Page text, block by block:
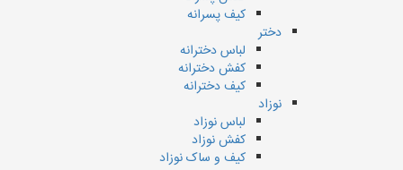
کیف پسرانه
دختر
لباس دخترانه
کفش دخترانه
کیف دخترانه
نوزاد
لباس نوزاد
کفش نوزاد
کیف و ساک نوزاد